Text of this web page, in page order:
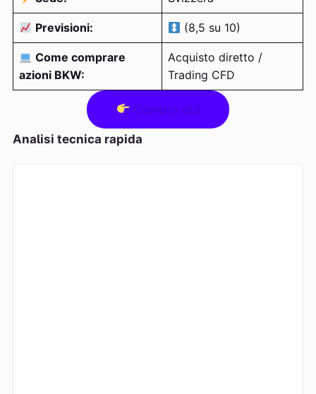
Previsioni: (8,5 su 10)
Come comprare
azioni BKW:
Acquisto diretto /
Trading CFD
Compra qui
Analisi tecnica rapida